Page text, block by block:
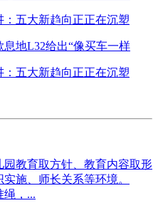
五大新趋向正正在沉塑
地L32给出“像买车一样
五大新趋向正正在沉塑
园教育取方针、教育内容取形
施、师长关系等环境。
绳，...